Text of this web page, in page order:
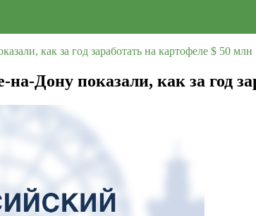
как за год заработать на картофеле $ 50 млн
Дону показали, как за год